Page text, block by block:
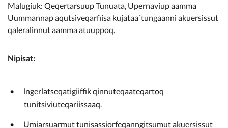
Malugiuk: Qeqertarsuup Tunuata, Upernaviup aamma
Uummannap aqutsiveqarfiisa kujataa´tungaanni akuersissut
qaleralinnut aamma atuuppoq.
Nipisat:
lngerlatseqatigiiffik qinnuteqaateqartoq
tunitsiviuteqariissaaq.
Umiarsuarmut tunisassiorfeqanngitsumut akuersissut